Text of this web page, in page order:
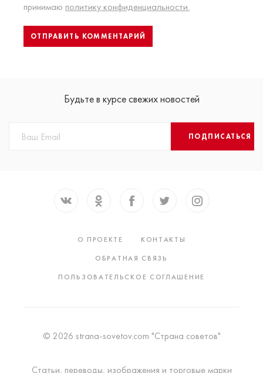
принимаю политику конфиденциальности.
Будьте в курсе свежих новостей
ПОДПИСАТЬСЯ
О ПРОЕКТЕ
КОНТАКТЫ
ОБРАТНАЯ СВЯЗЬ
ПОЛЬЗОВАТЕЛЬСКОЕ СОГЛАШЕНИЕ
© 2026 strana-sovetov.com "Страна советов"
Статьи, переводы, изображения и торговые марки